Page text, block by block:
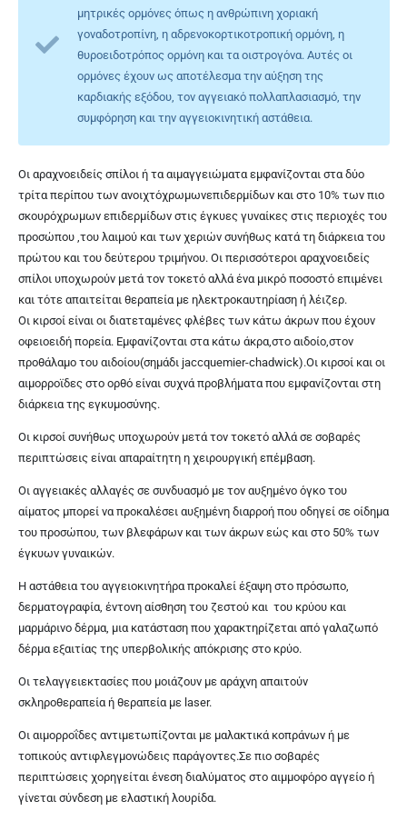
μητρικές ορμόνες όπως η ανθρώπινη χοριακή
γοναδοτροπίνη, η αδρενοκορτικοτροπική ορμόνη, η
θυροειδοτρόπος ορμόνη και τα οιστρογόνα. Αυτές οι
ορμόνες έχουν ως αποτέλεσμα την αύξηση της
καρδιακής εξόδου, τον αγγειακό πολλαπλασιασμό, την
συμφόρηση και την αγγειοκινητική αστάθεια.
Οι αραχνοειδείς σπίλοι ή τα αιμαγγειώματα εμφανίζονται στα δύο
τρίτα περίπου των ανοιχτόχρωμωνεπιδερμίδων και στο 10% των πιο
σκουρόχρωμων επιδερμίδων στις έγκυες γυναίκες στις περιοχές του
προσώπου ,του λαιμού και των χεριών συνήθως κατά τη διάρκεια του
πρώτου και του δεύτερου τριμήνου. Οι περισσότεροι αραχνοειδείς
σπίλοι υποχωρούν μετά τον τοκετό αλλά ένα μικρό ποσοστό επιμένει
και τότε απαιτείται θεραπεία με ηλεκτροκαυτηρίαση ή λέιζερ.
Οι κιρσοί είναι οι διατεταμένες φλέβες των κάτω άκρων που έχουν
οφειοειδή πορεία. Εμφανίζονται στα κάτω άκρα,στο αιδοίο,στον
προθάλαμο του αιδοίου(σημάδι jaccquemier-chadwick).Οι κιρσοί και οι
αιμορροϊδες στο ορθό είναι συχνά προβλήματα που εμφανίζονται στη
διάρκεια της εγκυμοσύνης.
Οι κιρσοί συνήθως υποχωρούν μετά τον τοκετό αλλά σε σοβαρές
περιπτώσεις είναι απαραίτητη η χειρουργική επέμβαση.
Οι αγγειακές αλλαγές σε συνδυασμό με τον αυξημένο όγκο του
αίματος μπορεί να προκαλέσει αυξημένη διαρροή που οδηγεί σε οίδημα
του προσώπου, των βλεφάρων και των άκρων εώς και στο 50% των
έγκυων γυναικών.
Η αστάθεια του αγγειοκινητήρα προκαλεί έξαψη στο πρόσωπο,
δερματογραφία, έντονη αίσθηση του ζεστού και του κρύου και
μαρμάρινο δέρμα, μια κατάσταση που χαρακτηρίζεται από γαλαζωπό
δέρμα εξαιτίας της υπερβολικής απόκρισης στο κρύο.
Οι τελαγγειεκτασίες που μοιάζουν με αράχνη απαιτούν
σκληροθεραπεία ή θεραπεία με laser.
Οι αιμορροΐδες αντιμετωπίζονται με μαλακτικά κοπράνων ή με
τοπικούς αντιφλεγμονώδεις παράγοντες.Σε πιο σοβαρές
περιπτώσεις χορηγείται ένεση διαλύματος στο αιμμοφόρο αγγείο ή
γίνεται σύνδεση με ελαστική λουρίδα.